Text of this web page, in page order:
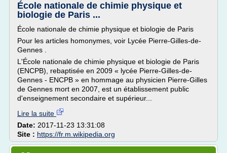
École nationale de chimie physique et
biologie de Paris ...
École nationale de chimie physique et biologie de Paris
Pour les articles homonymes, voir Lycée Pierre-Gilles-de-
Gennes .
L'École nationale de chimie physique et biologie de Paris
(ENCPB), rebaptisée en 2009 « lycée Pierre-Gilles-de-
Gennes - ENCPB » en hommage au physicien Pierre-Gilles
de Gennes mort en 2007, est un établissement public
d'enseignement secondaire et supérieur...
Lire la suite
Date: 2017-11-23 13:31:08
Site : https://fr.m.wikipedia.org